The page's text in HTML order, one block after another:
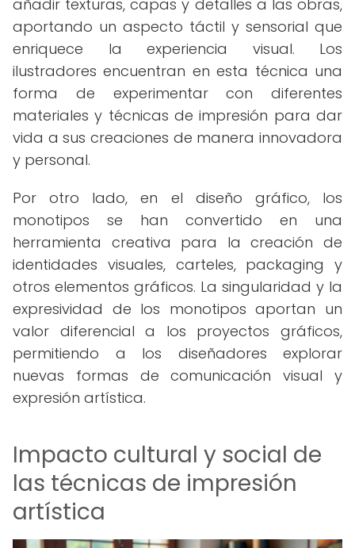
añadir texturas, capas y detalles a las obras,
aportando un aspecto táctil y sensorial que
enriquece la experiencia visual. Los
ilustradores encuentran en esta técnica una
forma de experimentar con diferentes
materiales y técnicas de impresión para dar
vida a sus creaciones de manera innovadora
y personal.
Por otro lado, en el diseño gráfico, los
monotipos se han convertido en una
herramienta creativa para la creación de
identidades visuales, carteles, packaging y
otros elementos gráficos. La singularidad y la
expresividad de los monotipos aportan un
valor diferencial a los proyectos gráficos,
permitiendo a los diseñadores explorar
nuevas formas de comunicación visual y
expresión artística.
Impacto cultural y social de
las técnicas de impresión
artística